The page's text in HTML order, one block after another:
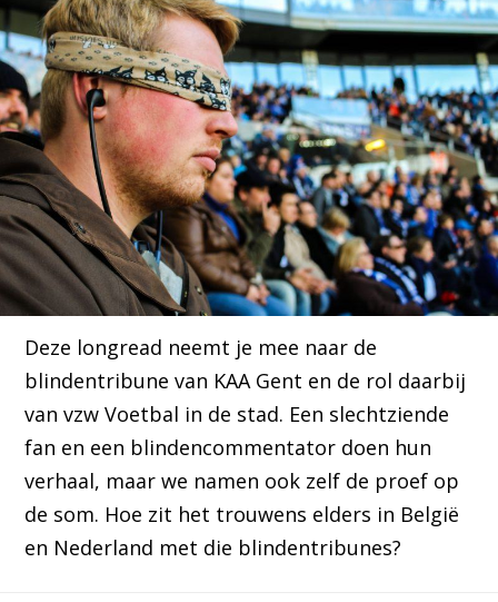
Deze longread neemt je mee naar de
blindentribune van KAA Gent en de rol daarbij
van vzw Voetbal in de stad. Een slechtziende
fan en een blindencommentator doen hun
verhaal, maar we namen ook zelf de proef op
de som. Hoe zit het trouwens elders in België
en Nederland met die blindentribunes?